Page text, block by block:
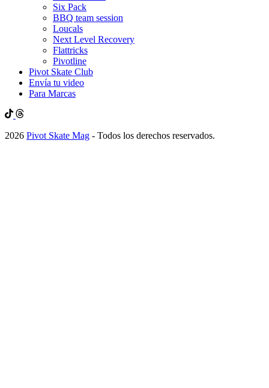
Six Pack
BBQ team session
Loucals
Next Level Recovery
Flattricks
Pivotline
Pivot Skate Club
Envía tu video
Para Marcas
2026 Pivot Skate Mag - Todos los derechos reservados.